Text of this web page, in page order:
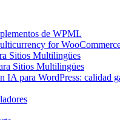
de WPML
for
Sitios Multilingües
Sitios Multilingües
IA para WordPress: calidad